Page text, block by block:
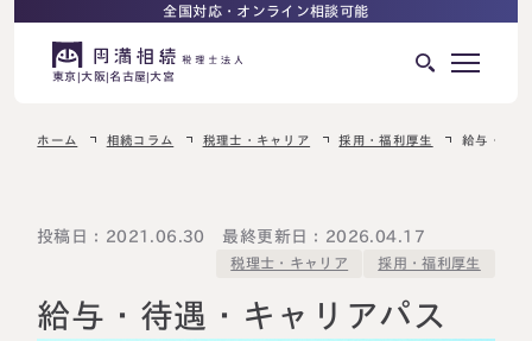
全国対応・オンライン相談可能
東京 大阪 名古屋 大宮
相続ロードマップ
相続税申告について
ホーム 相続コラム 税理士・キャリア 採用・福利厚生 給与・待
投稿日：2021.06.30 最終更新日：2026.04.17
税理士・キャリア 採用・福利厚生
給与・待遇・キャリアパス